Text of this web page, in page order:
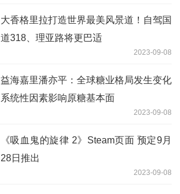
大香格里拉打造世界最美风景道！自驾国
道318、理亚路将更巴适
2023-09-08
益海嘉里潘亦平：全球糖业格局发生变化
系统性因素影响原糖基本面
2023-09-08
《吸血鬼的旋律 2》Steam页面 预定9月
28日推出
2023-09-08